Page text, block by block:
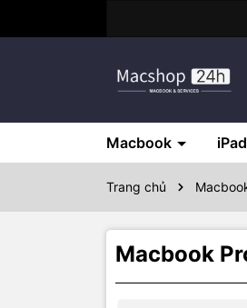
Macbook iPad
Trang chủ
Macbook